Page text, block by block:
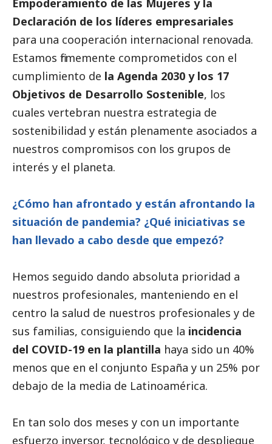
Empoderamiento de las Mujeres y la
Declaración de los líderes empresariales
para una cooperación internacional renovada.
Estamos firmemente comprometidos con el
cumplimiento de la Agenda 2030 y los 17
Objetivos de Desarrollo Sostenible, los
cuales vertebran nuestra estrategia de
sostenibilidad y están plenamente asociados a
nuestros compromisos con los grupos de
interés y el planeta.
¿Cómo han afrontado y están afrontando la
situación de pandemia? ¿Qué iniciativas se
han llevado a cabo desde que empezó?
Hemos seguido dando absoluta prioridad a
nuestros profesionales, manteniendo en el
centro la salud de nuestros profesionales y de
sus familias, consiguiendo que la incidencia
del COVID-19 en la plantilla haya sido un 40%
menos que en el conjunto España y un 25% por
debajo de la media de Latinoamérica.
En tan solo dos meses y con un importante
esfuerzo inversor, tecnológico y de despliegue